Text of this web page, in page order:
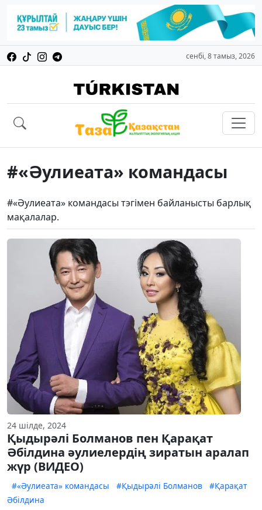
сенбі, 8 тамыз, 2026
#«Әулиеата» командасы
#«Әулиеата» командасы тэгімен байланысты барлық
мақалалар.
24 шілде, 2024
Қыдырәлі Болманов пен Қарақат
Әбілдина әулиелердің зиратын аралап
жүр (ВИДЕО)
#«Әулиеата» командасы #Қыдырәлі Болманов
#Қарақат
Әбілдина